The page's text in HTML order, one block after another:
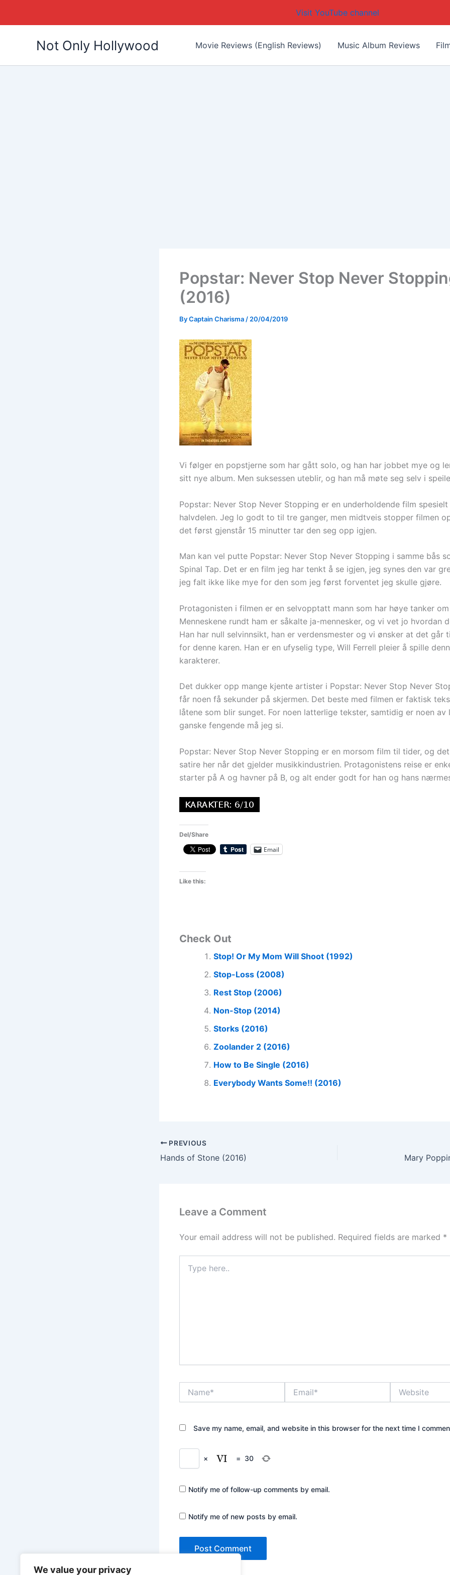
We value your privacy
Visit YouTube channel
Not Only Hollywood Movie Reviews (English Reviews) Music Album Reviews
Popstar: Never Stop Never
(2016)
ByCaptain Charisma/20/04/2019
Vi følger en popstjerne som har gått solo, og han har jobbet mye og
sitt nye album. Men suksessen uteblir, og han må møte seg selv i
Popstar: Never Stop Never Stopping er en underholdende film
halvdelen. Jeg lo godt to til tre ganger, men midtveis stopper filmen
det først gjenstår 15 minutter tar den seg opp igjen.
Man kan vel putte Popstar: Never Stop Never Stopping i samme bås
Spinal Tap. Det er en film jeg har tenkt å se igjen, jeg synes den var
jeg falt ikke like mye for den som jeg først forventet jeg skulle gjøre.
Protagonisten i filmen er en selvopptatt mann som har høye tanker
Menneskene rundt ham er såkalte ja-mennesker, og vi vet jo hvordan
Han har null selvinnsikt, han er verdensmester og vi ønsker at det går
for denne karen. Han er en ufyselig type, Will Ferrell pleier å spille
karakterer.
Det dukker opp mange kjente artister i Popstar: Never Stop Never
får noen få sekunder på skjermen. Det beste med filmen er faktisk
låtene som blir sunget. For noen latterlige tekster, samtidig er noen av
ganske fengende må jeg si.
Popstar: Never Stop Never Stopping er en morsom film til tider, og
satire her når det gjelder musikkindustrien. Protagonistens reise er
starter på A og havner på B, og alt ender godt for han og hans
Del/Share
Email
Like this:
Check Out
Stop! Or My Mom Will Shoot (1992)
Stop-Loss (2008)
Rest Stop (2006)
Non-Stop (2014)
Storks (2016)
Zoolander 2 (2016)
How to Be Single (2016)
Everybody Wants Some!! (2016)
PREVIOUS
Hands of Stone (2016) Mary
Leave a Comment
Your email address will not be published. Required fields are marked *
here..
Save my name, email, and website in this browser for the next time I
× = 30
Notify me of follow-up comments by email.
Notify me of new posts by email.